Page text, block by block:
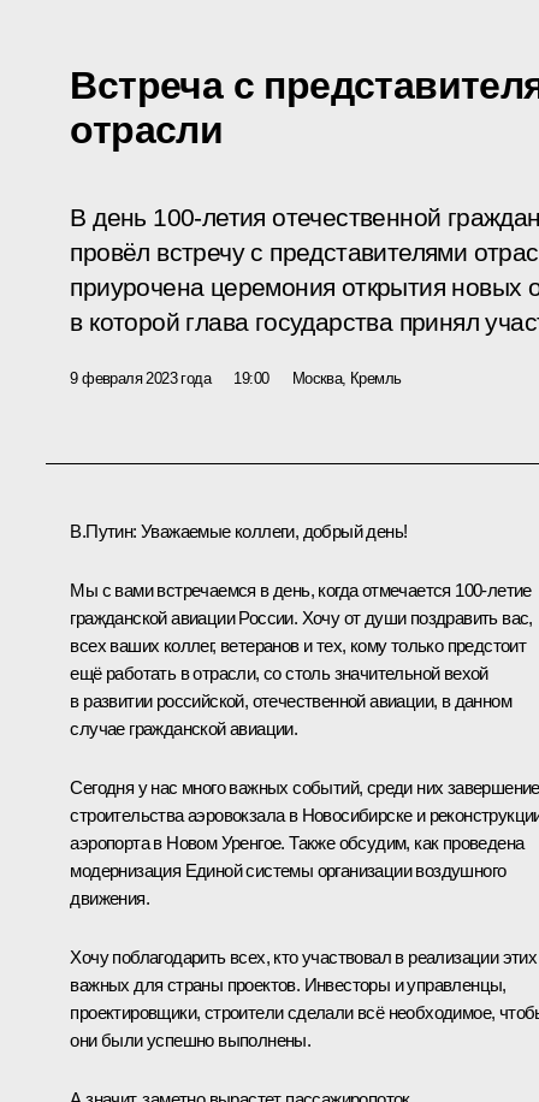
Встреча с
отрасли
В день 100-летия отечественной
провёл встречу с представителями
приурочена церемония открытия новых
в которой глава государства принял
9 февраля 2023 года 19:00 Москва, Кремль
В.Путин: Уважаемые коллеги, добрый день!
Мы с вами встречаемся в день, когда отмечается 100-летие
гражданской авиации России. Хочу от души поздравить вас,
всех ваших коллег, ветеранов и тех, кому только предстоит
ещё работать в отрасли, со столь значительной вехой
в развитии российской, отечественной авиации, в данном
случае гражданской авиации.
Сегодня у нас много важных событий, среди них завершение
строительства аэровокзала в Новосибирске и
аэропорта в Новом Уренгое. Также обсудим, как проведена
модернизация Единой системы организации воздушного
движения.
Хочу поблагодарить всех, кто участвовал в реализации этих
важных для страны проектов. Инвесторы и управленцы,
проектировщики, строители сделали всё необходимое,
они были успешно выполнены.